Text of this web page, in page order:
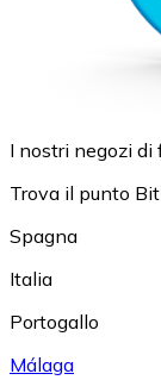
I nostri negozi di
Trova il punto
Spagna
Italia
Portogallo
Málaga